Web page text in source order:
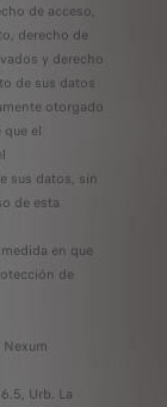
de acceso,
derecho de
y derecho
de sus datos
otorgado
el
sus datos, sin
de esta
en que
de
Urb. La